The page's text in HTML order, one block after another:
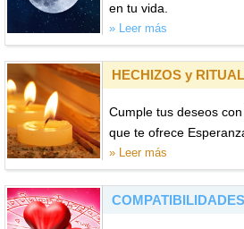
en tu vida.
» Leer más
HECHIZOS y
Cumple tus deseos
que te ofrece
» Leer más
COMPATIBILIDADES